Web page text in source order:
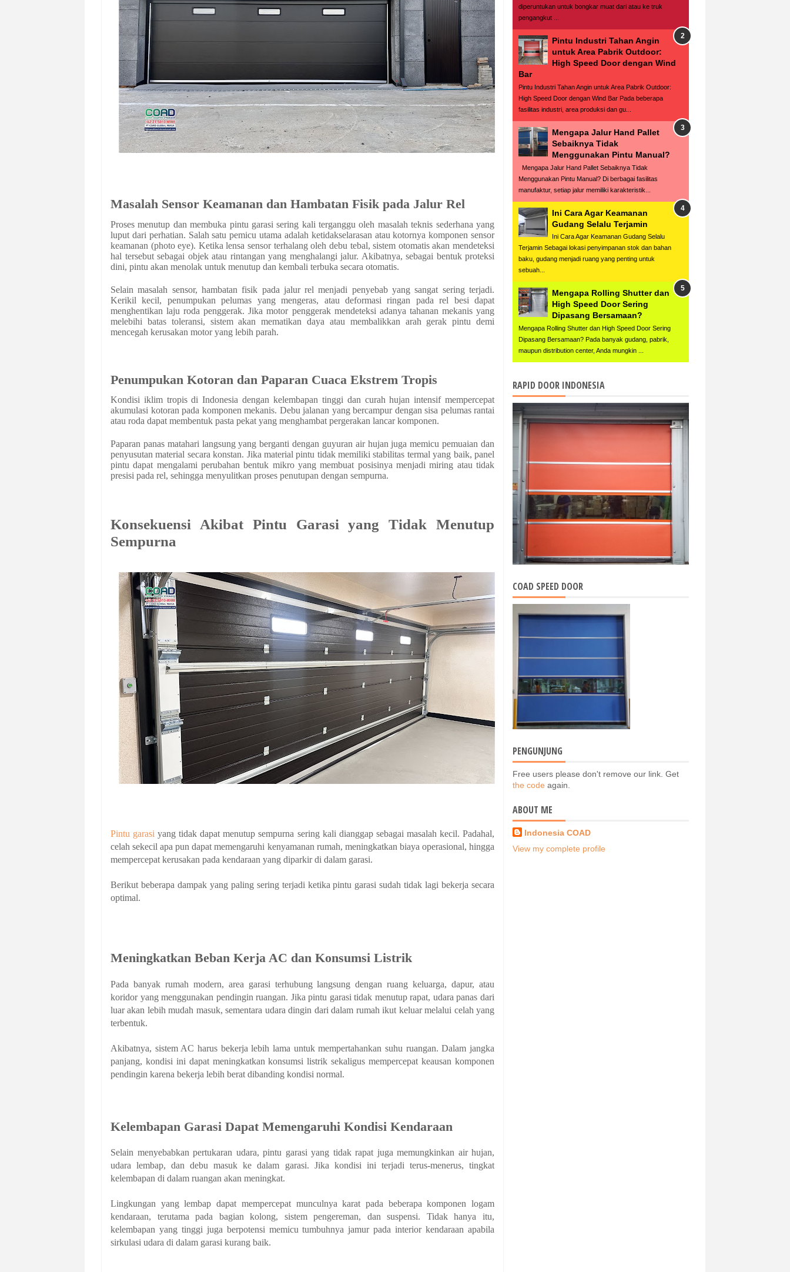
Masalah Sensor Keamanan dan Hambatan Fisik pada Jalur Rel
Proses menutup dan membuka pintu garasi sering kali terganggu oleh masalah teknis sederhana yang
luput dari perhatian. Salah satu pemicu utama adalah ketidakselarasan atau kotornya komponen sensor
keamanan (photo eye). Ketika lensa sensor terhalang oleh debu tebal, sistem otomatis akan mendeteksi
hal tersebut sebagai objek atau rintangan yang menghalangi jalur. Akibatnya, sebagai bentuk proteksi
dini, pintu akan menolak untuk menutup dan kembali terbuka secara otomatis.
Selain masalah sensor, hambatan fisik pada jalur rel menjadi penyebab yang sangat sering terjadi.
Kerikil kecil, penumpukan pelumas yang mengeras, atau deformasi ringan pada rel besi dapat
menghentikan laju roda penggerak. Jika motor penggerak mendeteksi adanya tahanan mekanis yang
melebihi batas toleransi, sistem akan mematikan daya atau membalikkan arah gerak pintu demi
mencegah kerusakan motor yang lebih parah.
Penumpukan Kotoran dan Paparan Cuaca Ekstrem Tropis
Kondisi iklim tropis di Indonesia dengan kelembapan tinggi dan curah hujan intensif mempercepat
akumulasi kotoran pada komponen mekanis. Debu jalanan yang bercampur dengan sisa pelumas rantai
atau roda dapat membentuk pasta pekat yang menghambat pergerakan lancar komponen.
Paparan panas matahari langsung yang berganti dengan guyuran air hujan juga memicu pemuaian dan
penyusutan material secara konstan. Jika material pintu tidak memiliki stabilitas termal yang baik, panel
pintu dapat mengalami perubahan bentuk mikro yang membuat posisinya menjadi miring atau tidak
presisi pada rel, sehingga menyulitkan proses penutupan dengan sempurna.
Konsekuensi Akibat Pintu Garasi yang Tidak Menutup
Sempurna
Pintu garasi yang tidak dapat menutup sempurna sering kali dianggap sebagai masalah kecil. Padahal,
celah sekecil apa pun dapat memengaruhi kenyamanan rumah, meningkatkan biaya operasional, hingga
mempercepat kerusakan pada kendaraan yang diparkir di dalam garasi.
Berikut beberapa dampak yang paling sering terjadi ketika pintu garasi sudah tidak lagi bekerja secara
optimal.
Meningkatkan Beban Kerja AC dan Konsumsi Listrik
Pada banyak rumah modern, area garasi terhubung langsung dengan ruang keluarga, dapur, atau
koridor yang menggunakan pendingin ruangan. Jika pintu garasi tidak menutup rapat, udara panas dari
luar akan lebih mudah masuk, sementara udara dingin dari dalam rumah ikut keluar melalui celah yang
terbentuk.
Akibatnya, sistem AC harus bekerja lebih lama untuk mempertahankan suhu ruangan. Dalam jangka
panjang, kondisi ini dapat meningkatkan konsumsi listrik sekaligus mempercepat keausan komponen
pendingin karena bekerja lebih berat dibanding kondisi normal.
Kelembapan Garasi Dapat Memengaruhi Kondisi Kendaraan
Selain menyebabkan pertukaran udara, pintu garasi yang tidak rapat juga memungkinkan air hujan,
udara lembap, dan debu masuk ke dalam garasi. Jika kondisi ini terjadi terus-menerus, tingkat
kelembapan di dalam ruangan akan meningkat.
Lingkungan yang lembap dapat mempercepat munculnya karat pada beberapa komponen logam
kendaraan, terutama pada bagian kolong, sistem pengereman, dan suspensi. Tidak hanya itu,
kelembapan yang tinggi juga berpotensi memicu tumbuhnya jamur pada interior kendaraan apabila
sirkulasi udara di dalam garasi kurang baik.
diperuntukan untuk bongkar muat dari atau ke truk
pengangkut ...
Pintu Industri Tahan Angin
untuk Area Pabrik Outdoor:
High Speed Door dengan Wind
Bar
Pintu Industri Tahan Angin untuk Area Pabrik Outdoor:
High Speed Door dengan Wind Bar Pada beberapa
fasilitas industri, area produksi dan gu...
Mengapa Jalur Hand Pallet
Sebaiknya Tidak
Menggunakan Pintu Manual?
Mengapa Jalur Hand Pallet Sebaiknya Tidak
Menggunakan Pintu Manual? Di berbagai fasilitas
manufaktur, setiap jalur memiliki karakteristik...
Ini Cara Agar Keamanan
Gudang Selalu Terjamin
Ini Cara Agar Keamanan Gudang Selalu
Terjamin Sebagai lokasi penyimpanan stok dan bahan
baku, gudang menjadi ruang yang penting untuk
sebuah...
Mengapa Rolling Shutter dan
High Speed Door Sering
Dipasang Bersamaan?
Mengapa Rolling Shutter dan High Speed Door Sering
Dipasang Bersamaan? Pada banyak gudang, pabrik,
maupun distribution center, Anda mungkin ...
RAPID DOOR INDONESIA
COAD SPEED DOOR
PENGUNJUNG
Free users please don't remove our link. Get
the code again.
ABOUT ME
Indonesia COAD
View my complete profile